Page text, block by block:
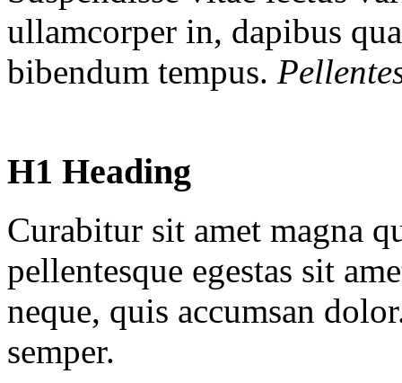
ullamcorper in, dapibus
bibendum tempus.
H1 Heading
Curabitur sit amet magna
pellentesque egestas sit
neque, quis accumsan
semper.